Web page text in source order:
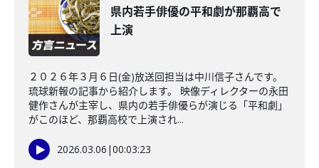
県内若手俳優の平和劇が那覇高で
上演
２０２６年３月６日(金)放送回担当は中川信子さんです。
琉球新報の記事から紹介します。 映像ディレクターの永田
健作さんが主宰し、県内の若手俳優らが演じる「平和劇」
がこのほど、那覇高校で上演され...
2026.03.06 |00:03:23